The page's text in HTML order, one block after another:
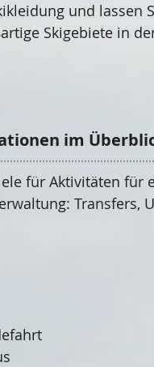
und lassen
Skigebiete in
im
für Aktivitäten für
Transfers,